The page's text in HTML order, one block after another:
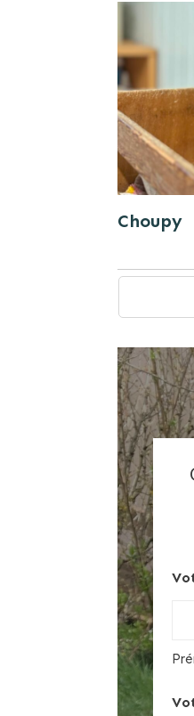
Choupy